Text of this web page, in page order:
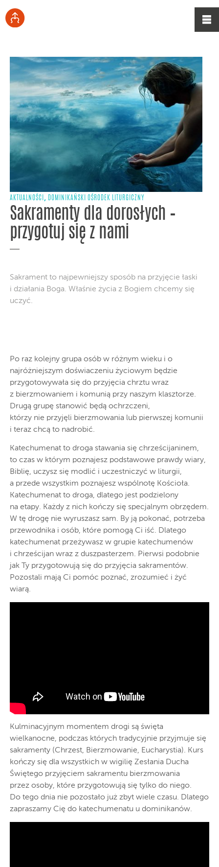
AKTUALNOŚCI , DOMINIKAŃSKI OŚRODEK LITURGICZNY
Sakramenty dla dorosłych –
przygotuj się z nami
Sakrament to najpewniejszy sposób na przyjęcie łaski
i działania Boga. Właśnie życia z Bogiem chcemy się
uczyć.
Po raz kolejny grupa osób w różnym wieku i o
najróżniejszym doświaczeniu życiowym będzie
przygotowywała się do przyjęcia chrztu wraz
z bierzmowaniem i komunią przy naszym klasztorze.
Drugą grupę stanowić będą ochrzczeni,
którzy nie przyjęli bierzmowania lub pierwszej komunii
i teraz chcą to nadrobić.
Katechumenat to droga stawania się chrześcijaninem,
to czas w którym poznajesz podstawowe prawdy wiary,
Biblię, uczysz się modlić i uczestniczyć w liturgii,
a przede wszystkim poznajesz wspólnotę Kościoła.
Katechumenat to droga, dlatego jest podzielony
na etapy. Każdy z nich kończy się specjalnym obrzędem.
W tę drogę nie wyruszasz sam. By ją pokonać, potrzeba
przewodnika i osób, które pomogą Ci iść. Dlatego
katechumenat przeżywasz w grupie katechumenów
i chrześcijan wraz z duszpasterzem. Pierwsi podobnie
jak Ty przygotowują się do przyjęcia sakramentów.
Pozostali mają Ci pomóc poznać, zrozumieć i żyć
wiarą.
Kulminacyjnym momentem drogi są święta
wielkanocne, podczas których tradycyjnie przyjmuje się
sakramenty (Chrzest, Bierzmowanie, Eucharystia). Kurs
kończy się dla wszystkich w wigilię Zesłania Ducha
Świętego przyjęciem sakramentu bierzmowania
przez osoby, które przygotowują się tylko do niego.
Do tego dnia nie pozostało już zbyt wiele czasu. Dlatego
zapraszamy Cię do katechumenatu u dominikanów.